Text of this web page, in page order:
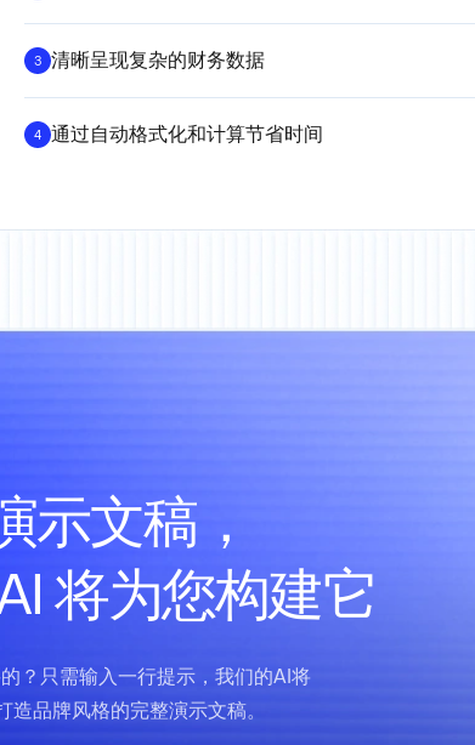
3 清晰呈现复杂的财务数据
4 通过自动格式化和计算节省时间
示文稿，
将为您构建它
？只需输入一行提示，我们的AI将
品牌风格的完整演示文稿。